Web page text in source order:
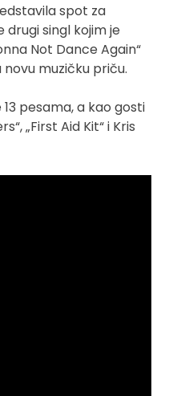
spot za
drugi singl kojim je
Not Dance Again“
novu muzičku priču.
pesama, a kao gosti
„First Aid Kit“ i Kris